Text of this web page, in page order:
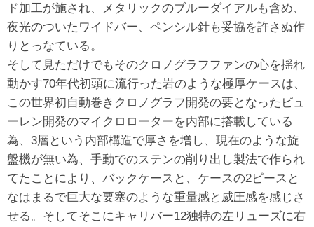
ド加工が施され、メタリックのブルーダイアルも含め、
夜光のついたワイドバー、ペンシル針も妥協を許さぬ作
りとっなている。
そして見ただけでもそのクロノグラフファンの心を揺れ
動かす70年代初頭に流行った岩のような極厚ケースは、
この世界初自動巻きクロノグラフ開発の要となったビュ
ーレン開発のマイクロローターを内部に搭載している
為、3層という内部構造で厚さを増し、現在のような旋
盤機が無い為、手動でのステンの削り出し製法で作られ
てたことにより、バックケースと、ケースの2ピースと
なはまるで巨大な要塞のような重量感と威圧感を感じさ
せる。そしてそこにキャリバー12独特の左リューズに右